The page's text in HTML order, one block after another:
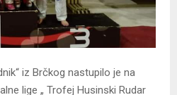
iz Brčkog nastupilo je na
lige „ Trofej Husinski Rudar